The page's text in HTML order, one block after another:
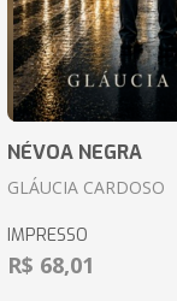
NÉVOA NEGRA
GLÁUCIA CARDOSO
IMPRESSO
R$ 68,01